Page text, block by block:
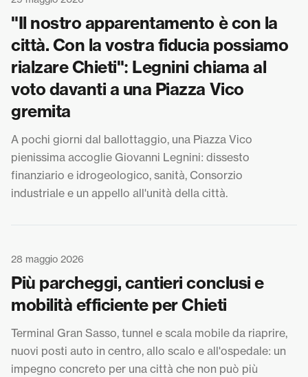
"Il nostro apparentamento è con la
città. Con la vostra fiducia possiamo
rialzare Chieti": Legnini chiama al
voto davanti a una Piazza Vico
gremita
A pochi giorni dal ballottaggio, una Piazza Vico
pienissima accoglie Giovanni Legnini: dissesto
finanziario e idrogeologico, sanità, Consorzio
industriale e un appello all'unità della città.
28 maggio 2026
Più parcheggi, cantieri conclusi e
mobilità efficiente per Chieti
Terminal Gran Sasso, tunnel e scala mobile da riaprire,
nuovi posti auto in centro, allo scalo e all'ospedale: un
impegno concreto per una città che non può più